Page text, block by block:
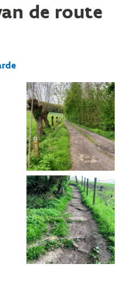
de route